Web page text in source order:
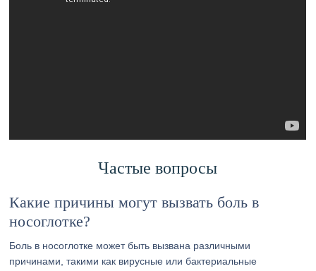
Частые вопросы
Какие причины могут вызвать боль в
носоглотке?
Боль в носоглотке может быть вызвана различными
причинами, такими как вирусные или бактериальные